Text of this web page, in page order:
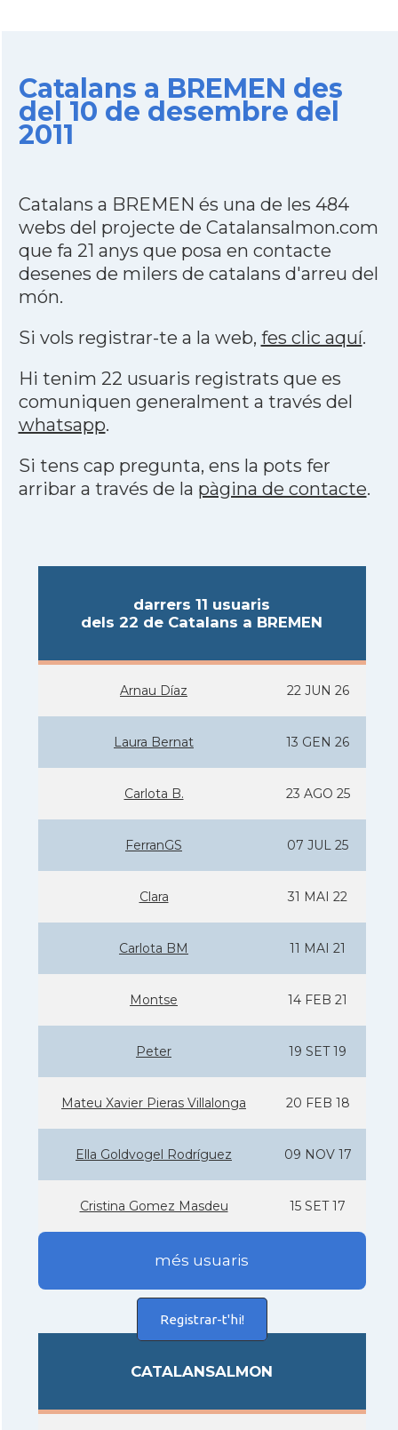
Catalans a BREMEN des
del 10 de desembre del
2011
Catalans a BREMEN és una de les 484
webs del projecte de Catalansalmon.com
que fa 21 anys que posa en contacte
desenes de milers de catalans d'arreu del
món.
Si vols registrar-te a la web, fes clic aquí.
Hi tenim 22 usuaris registrats que es
comuniquen generalment a través del
whatsapp.
Si tens cap pregunta, ens la pots fer
arribar a través de la pàgina de contacte.
darrers 11 usuaris
dels 22 de Catalans a BREMEN
Arnau Díaz 22 JUN 26
Laura Bernat 13 GEN 26
Carlota B. 23 AGO 25
FerranGS 07 JUL 25
Clara 31 MAI 22
Carlota BM 11 MAI 21
Montse 14 FEB 21
Peter 19 SET 19
Mateu Xavier Pieras Villalonga 20 FEB 18
Ella Goldvogel Rodrí­guez 09 NOV 17
Cristina Gomez Masdeu 15 SET 17
més usuaris
Registrar-t'hi!
CATALANSALMON